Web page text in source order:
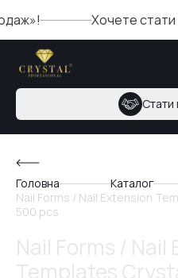
Хочете стати
Головна
Каталог
Nail Forms / Nail Extension
500 pcs